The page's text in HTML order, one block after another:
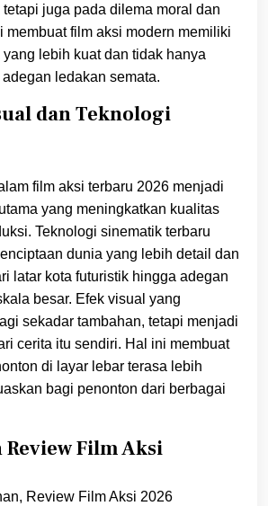
juga pada dilema moral dan
membuat film aksi modern memiliki
lebih kuat dan tidak hanya
ledakan semata.
dan Teknologi
film aksi terbaru 2026 menjadi
yang meningkatkan kualitas
Teknologi sinematik terbaru
dunia yang lebih detail dan
latar kota futuristik hingga adegan
besar. Efek visual yang
sekadar tambahan, tetapi menjadi
cerita itu sendiri. Hal ini membuat
di layar lebar terasa lebih
bagi penonton dari berbagai
Film Aksi
Review Film Aksi 2026